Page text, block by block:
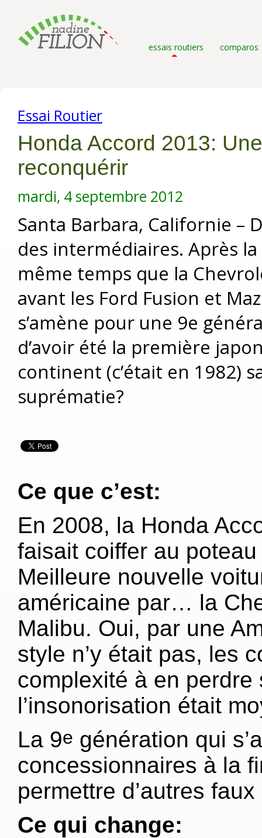
essais routiers comparos
Essai Routier
Honda Accord 2013:
reconquérir
mardi, 4 septembre 2012
Santa Barbara, Californie –
des intermédiaires. Après
même temps que la
avant les Ford Fusion et
s’amène pour une 9e
d’avoir été la première
continent (c’était en 1982)
suprématie?
Ce que c’est:
En 2008, la Honda
faisait coiffer au
Meilleure nouvelle
américaine par… la
Malibu. Oui, par une
style n’y était pas, les
complexité à en
l’insonorisation était
La 9e génération qui
concessionnaires à la
permettre d’autres
Ce qui change: